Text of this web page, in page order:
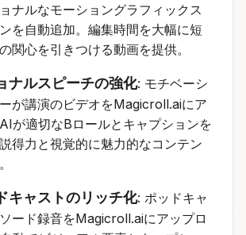
ナルなモーショングラフィックス
を自動追加。編集時間を大幅に短
関心を引きつける動画を提供。
ナルスピーチの強化: モチベーシ
が講演のビデオをMagicroll.aiにア
が適切なBロールとキャプションを
得力と視覚的に魅力的なコンテン
キャストのリッチ化: ポッドキャ
ード録音をMagicroll.aiにアップロ